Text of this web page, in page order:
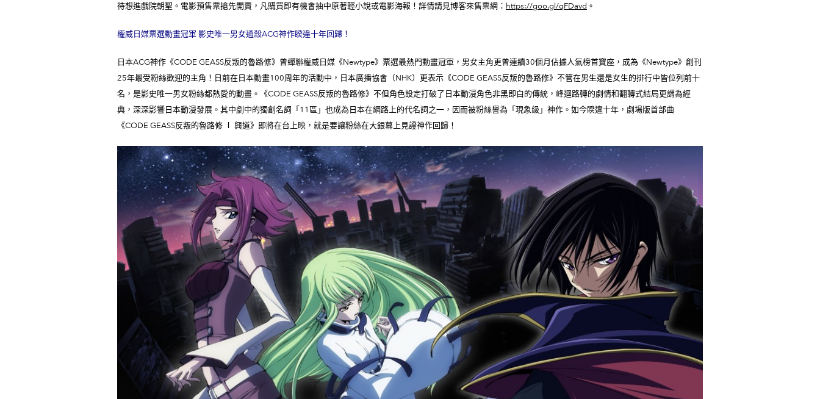
待想進戲院朝聖。電影預售票搶先開賣，凡購買即有機會抽中原著輕小說或電影海報！詳情請見博客來售票網： https://goo.gl/qFDavd 。
權威日媒票選動畫冠軍影史唯一男女通殺ACG神作睽違十年回歸！
日本ACG神作《CODE GEASS反叛的魯路修》曾蟬聯權威日媒《Newtype》票選最熱門動畫冠軍，男女主角更曾連續30個月佔據人氣榜首寶座，成為《Newtype》創刊
25年最受粉絲歡迎的主角！日前在日本動畫100周年的活動中，日本廣播協會（NHK）更表示《CODE GEASS反叛的魯路修》不管在男生還是女生的排行中皆位列前十
名，是影史唯一男女粉絲都熱愛的動畫。《CODE GEASS反叛的魯路修》不但角色設定打破了日本動漫角色非黑即白的傳統，峰迴路轉的劇情和翻轉式結局更謂為經
典，深深影響日本動漫發展。其中劇中的獨創名詞「11區」也成為日本在網路上的代名詞之一，因而被粉絲譽為「現象級」神作。如今睽違十年，劇場版首部曲
《CODE GEASS反叛的魯路修 Ⅰ 興道》即將在台上映，就是要讓粉絲在大銀幕上見證神作回歸！